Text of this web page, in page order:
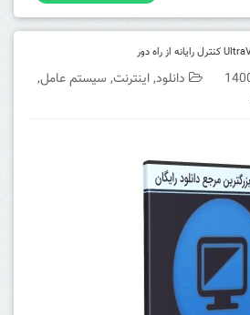
دانلود,اینترنت, سیستم عامل,